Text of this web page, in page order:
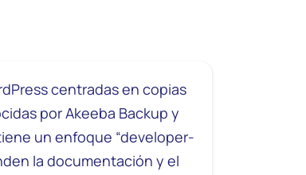
centradas en copias
por Akeeba Backup y
un enfoque “developer-
la documentación y el